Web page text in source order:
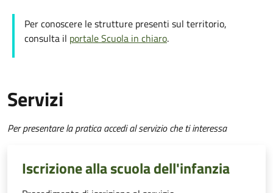
Per conoscere le strutture presenti sul territorio,
consulta il portale Scuola in chiaro.
Servizi
Per presentare la pratica accedi al servizio che ti interessa
Iscrizione alla scuola dell'infanzia